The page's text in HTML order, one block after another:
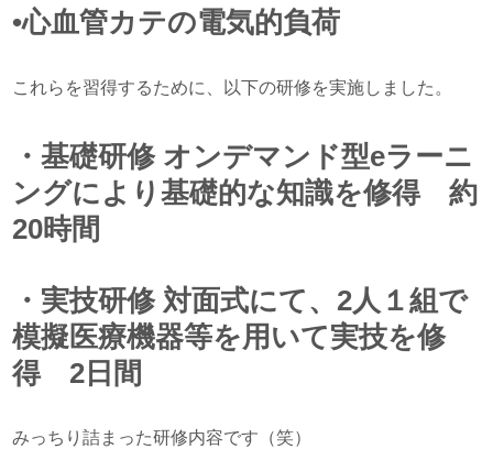
•心血管カテの電気的負荷
これらを習得するために、以下の研修を実施しました。
・基礎研修 オンデマンド型eラーニ
ングにより基礎的な知識を修得 約
20時間
・実技研修 対面式にて、2人１組で
模擬医療機器等を用いて実技を修
得 2日間
みっちり詰まった研修内容です（笑）